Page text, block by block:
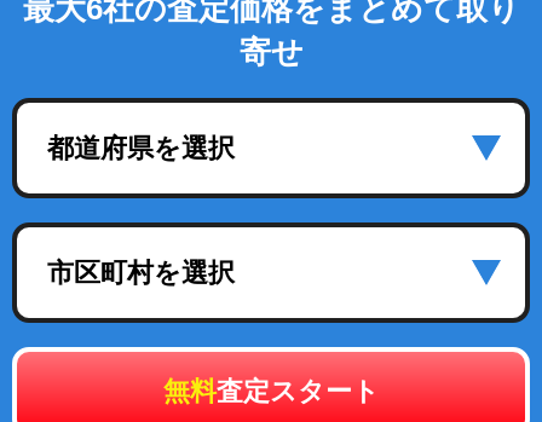
最大6社の査定価格をまとめて取り
寄せ
都道府県を選択
市区町村を選択
無料査定スタート